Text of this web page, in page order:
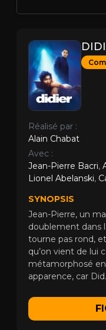
Réalisé par :
Alain Chabat
Avec :
Jean-Pierre Bacri,
Lionel Abelanski,
SYNOPSIS
Jean-Pierre, un
doublement dans
tourne pas rond,
qu’on vient de lui
métamorphosé
apparence, car